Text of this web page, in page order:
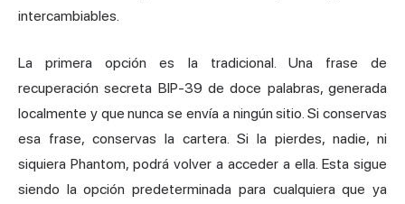
intercambiables.
La primera opción es la tradicional. Una frase de
recuperación secreta BIP-39 de doce palabras, generada
localmente y que nunca se envía a ningún sitio. Si conservas
esa frase, conservas la cartera. Si la pierdes, nadie, ni
siquiera Phantom, podrá volver a acceder a ella. Esta sigue
siendo la opción predeterminada para cualquiera que ya